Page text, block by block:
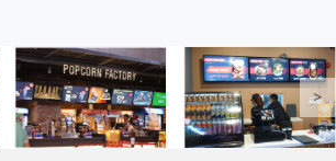
nội dung từ xa.
>